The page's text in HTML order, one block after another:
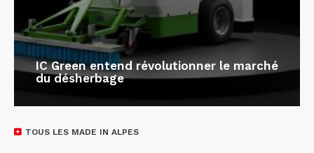
IC Green entend révolutionner le marché
du désherbage
TOUS LES MADE IN ALPES